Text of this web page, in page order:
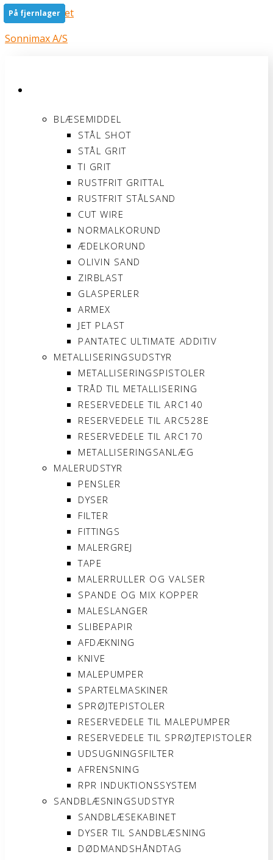
Gå til indholdet
Sonnimax A/S
BLÆSEMIDDEL
STÅL SHOT
STÅL GRIT
TI GRIT
RUSTFRIT GRITTAL
RUSTFRIT STÅLSAND
CUT WIRE
NORMALKORUND
ÆDELKORUND
OLIVIN SAND
ZIRBLAST
GLASPERLER
ARMEX
JET PLAST
PANTATEC ULTIMATE ADDITIV
METALLISERINGSUDSTYR
METALLISERINGSPISTOLER
TRÅD TIL METALLISERING
RESERVEDELE TIL ARC140
RESERVEDELE TIL ARC528E
RESERVEDELE TIL ARC170
METALLISERINGSANLÆG
MALERUDSTYR
PENSLER
DYSER
FILTER
FITTINGS
MALERGREJ
TAPE
MALERRULLER OG VALSER
SPANDE OG MIX KOPPER
MALESLANGER
SLIBEPAPIR
AFDÆKNING
KNIVE
MALEPUMPER
SPARTELMASKINER
SPRØJTEPISTOLER
RESERVEDELE TIL MALEPUMPER
RESERVEDELE TIL SPRØJTEPISTOLER
UDSUGNINGSFILTER
AFRENSNING
RPR INDUKTIONSSYSTEM
SANDBLÆSNINGSUDSTYR
SANDBLÆSEKABINET
DYSER TIL SANDBLÆSNING
DØDMANDSHÅNDTAG
På fjernlager
På fjernlager
På fjernlager
På fjernlager
På fjernlager
På fjernlager